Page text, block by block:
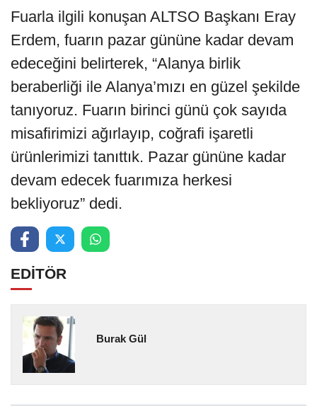
Fuarla ilgili konuşan ALTSO Başkanı Eray
Erdem, fuarın pazar gününe kadar devam
edeceğini belirterek, “Alanya birlik
beraberliği ile Alanya’mızı en güzel şekilde
tanıyoruz. Fuarın birinci günü çok sayıda
misafirimizi ağırlayıp, coğrafi işaretli
ürünlerimizi tanıttık. Pazar gününe kadar
devam edecek fuarımıza herkesi
bekliyoruz” dedi.
EDİTÖR
Burak Gül